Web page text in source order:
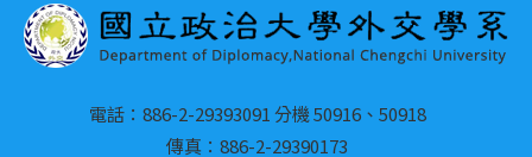
電話：886-2-29393091 分機 50916、50918
傳真：886-2-29390173